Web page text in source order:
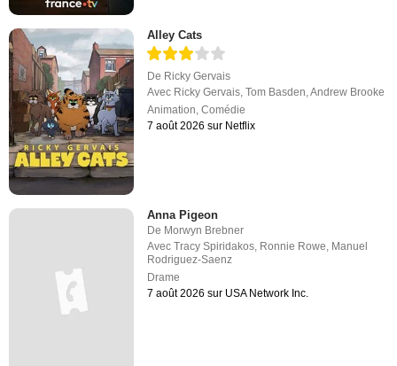
Alley Cats
De Ricky Gervais
Avec Ricky Gervais,Tom Basden,Andrew Brooke
Animation,Comédie
7 août 2026 sur Netflix
Anna Pigeon
De Morwyn Brebner
AvecTracy Spiridakos, Ronnie Rowe, Manuel
Rodriguez-Saenz
Drame
7 août 2026 sur USA Network Inc.